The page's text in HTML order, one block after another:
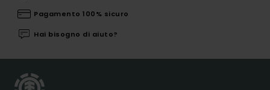
Pagamento 100% sicuro
Hai bisogno di aiuto?